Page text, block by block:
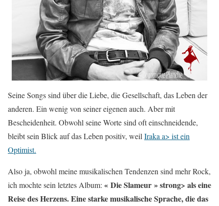
Seine Songs sind über die Liebe, die Gesellschaft, das Leben der
anderen. Ein wenig von seiner eigenen auch. Aber mit
Bescheidenheit. Obwohl seine Worte sind oft einschneidende,
bleibt sein Blick auf das Leben positiv, weilIraka a> ist ein
Optimist.
Also ja, obwohl meine musikalischen Tendenzen sind mehr Rock,
ich mochte sein letztes Album: « Die Slameur » strong> als eine
Reise des Herzens. Eine starke musikalische Sprache, die das